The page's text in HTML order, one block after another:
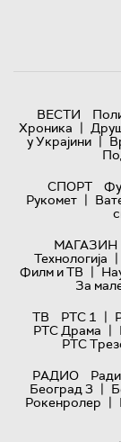
ВЕСТИ
Хроника |
у Украјини |
СПОРТ
Рукомет |
МАГАЗИН
Технологијa |
Филм и ТВ |
За
ТВ
РТС 1 |
РТС Драма |
РТС
РАДИО
Београд 3 |
Рокенролер |